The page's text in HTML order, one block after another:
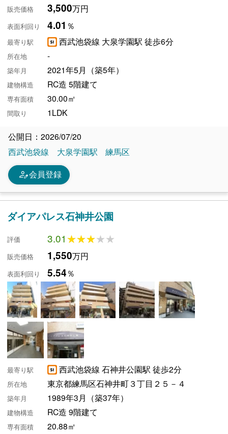
販売価格 3,500万円
表面利回り 4.01 ％
最寄り駅 西武池袋線 大泉学園駅 徒歩6分
所在地 -
築年月 2021年5月（築5年）
建物構造 RC造 5階建て
専有面積 30.00㎡
間取り 1LDK
公開日：2026/07/20
西武池袋線
大泉学園駅 練馬区
person_edit会員登録
ダイアパレス石神井公園
評価 3.01★★★★★
★★★★★
販売価格 1,550万円
表面利回り 5.54％
最寄り駅 西武池袋線 石神井公園駅 徒歩2分
所在地 東京都練馬区石神井町３丁目２５－４
築年月 1989年3月（築37年）
建物構造 RC造 9階建て
専有面積 20.88㎡